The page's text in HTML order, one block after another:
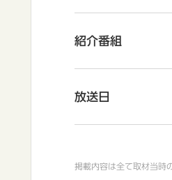
紹介番組
放送日
掲載内容は全て取材当時